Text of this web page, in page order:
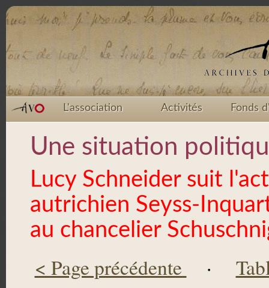
L'association Activités Fonds
Une situation
Lucy Schneider suit
autrichien Seyss-
au chancelier
< Page précédente ·